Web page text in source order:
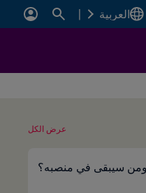
العربية
عرض الكل